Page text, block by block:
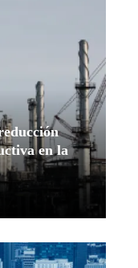
en la